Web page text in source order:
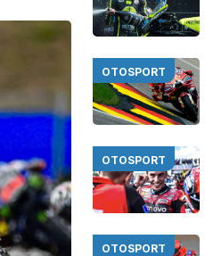
OTOSPORT
OTOSPORT
OTOSPORT